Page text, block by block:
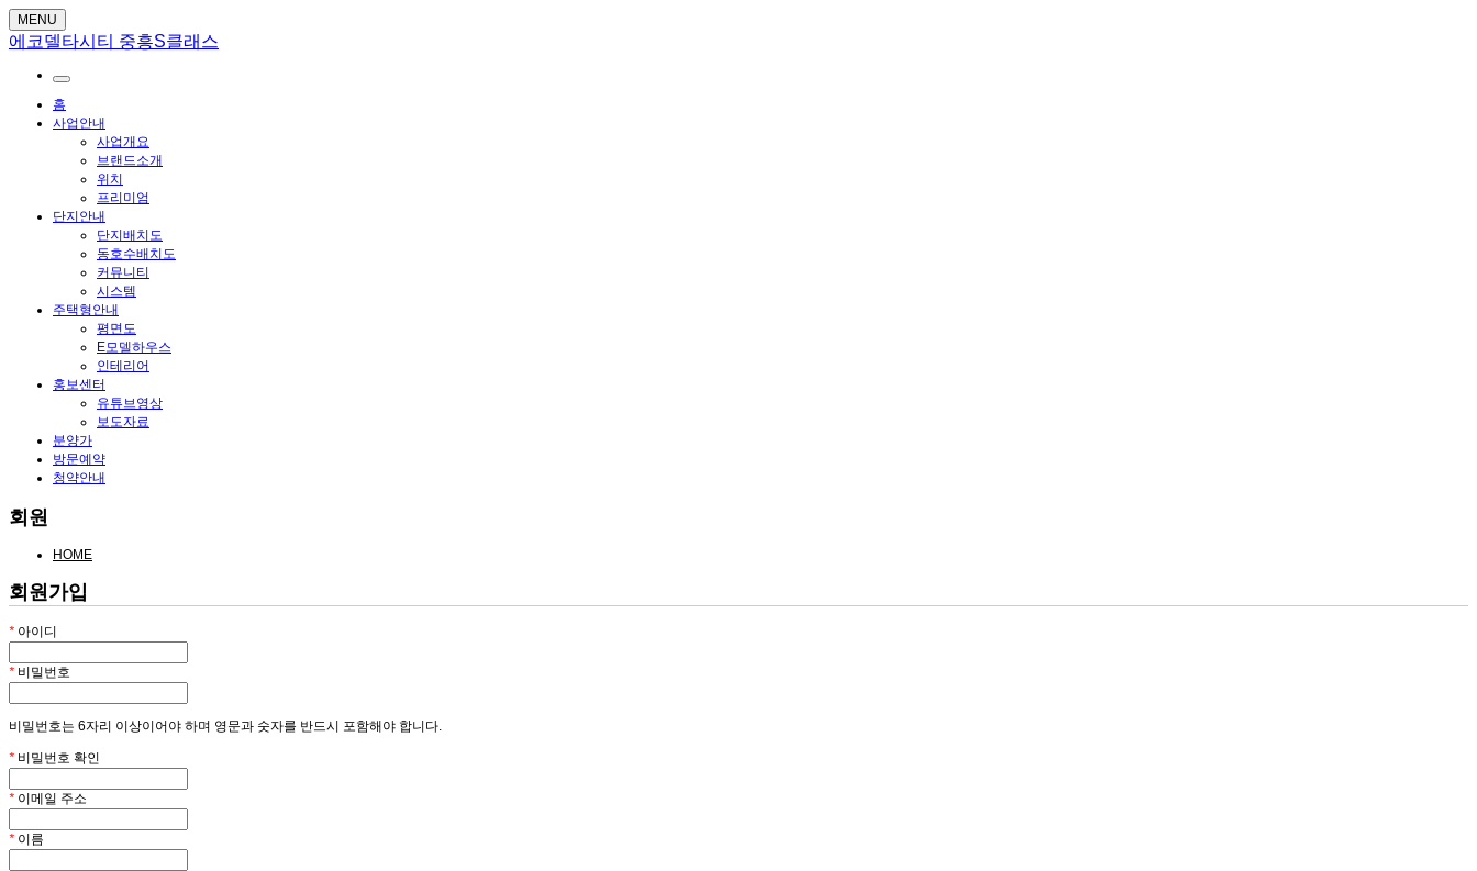
MENU
에코델타시티 중흥S클래스
홈
사업안내
사업개요
브랜드소개
위치
프리미엄
단지안내
단지배치도
동호수배치도
커뮤니티
시스템
주택형안내
평면도
E모델하우스
인테리어
홍보센터
유튜브영상
보도자료
분양가
방문예약
청약안내
회원
HOME
회원가입
* 아이디
* 비밀번호
비밀번호는 6자리 이상이어야 하며 영문과 숫자를 반드시 포함해야 합니다.
* 비밀번호 확인
* 이메일 주소
* 이름